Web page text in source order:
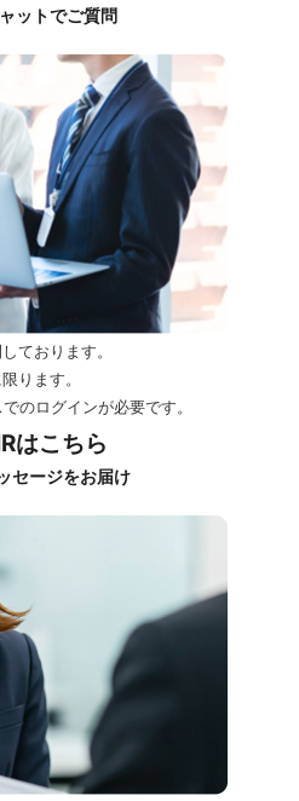
ットでご質問
ております。
ります。
のログインが必要です。
はこちら
セージをお届け